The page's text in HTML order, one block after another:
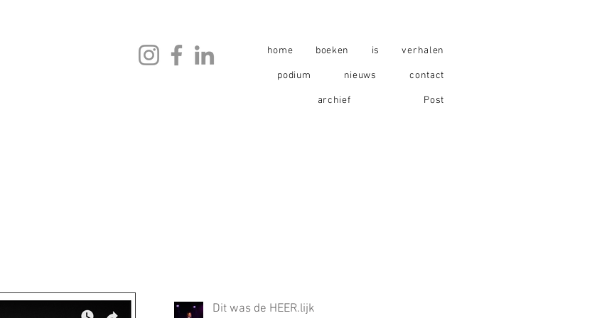
home boeken is verhalen
podium nieuws contact
archief Post
Dit was de HEER.lijke